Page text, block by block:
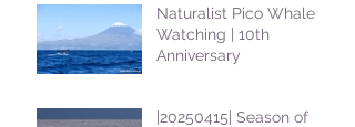
Naturalist Pico Whale
Watching | 10th
Anniversary
|20250415| Season of